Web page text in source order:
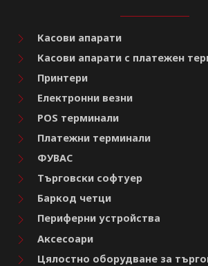
Касови апарати
Касови апарати с платежен
Принтери
Електронни везни
POS терминали
Платежни терминали
ФУВАС
Търговски софтуер
Баркод четци
Периферни устройства
Аксесоари
Цялостно оборудване за